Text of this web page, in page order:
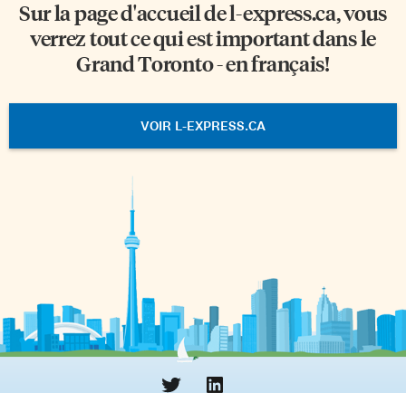
Sur la page d'accueil del-express.ca, vous
verrez tout ce qui est important dans le
Grand Toronto - en français!
VOIR L-EXPRESS.CA